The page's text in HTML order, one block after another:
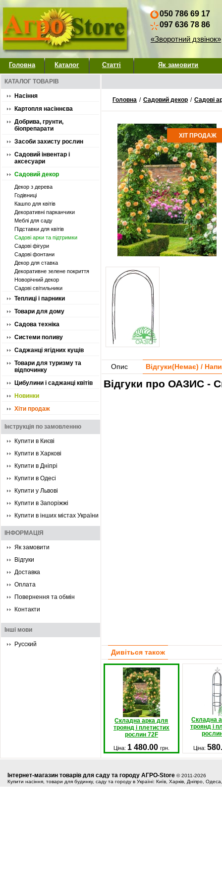
050 786 69 17
097 636 78 86
«Зворотний дзвінок»
Головна Каталог Статті Як замовити
КАТАЛОГ ТОВАРІВ
Насіння
Картопля насіннєва
Добрива, грунти,
біопрепарати
Засоби захисту рослин
Садовий інвентар і
аксесуари
Садовий декор
Декор з дерева
Годівниці
Кашпо для квітів
Декоративні парканчики
Меблі для саду
Підставки для квітів
Садові арки та підтримки
Садові фігури
Садові фонтани
Декор для ставка
Декоративне зелене покриття
Новорічний декор
Садові світильники
Теплиці і парники
Товари для дому
Садова техніка
Системи поливу
Саджанці ягідних кущів
Товари для туризму та
відпочинку
Цибулини і саджанці квітів
Новинки
Хіти продаж
Інструкція по замовленню
Купити в Києві
Купити в Харкові
Купити в Дніпрі
Купити в Одесі
Купити у Львові
Купити в Запоріжжі
Купити в інших містах України
ІНФОРМАЦІЯ
Як замовити
Відгуки
Доставка
Оплата
Повернення та обмін
Контакти
Інші мови
Русский
Головна / Садовий декор / Садові
ХІТ ПРОДАЖ
Опис Відгуки(Немає) /
Відгуки про ОАЗИС -
Дивіться також
Складна арка для
троянд і плетистих
рослин 72F
Складна
троянд і
Ціна: 1 480.00 грн. Ціна:
Інтернет-магазин товарів для саду та городу АГРО-Store © 2011-2026
Купити насіння, товари для будинку, саду та городу в Україні: Київ, Харків, Дніпро,